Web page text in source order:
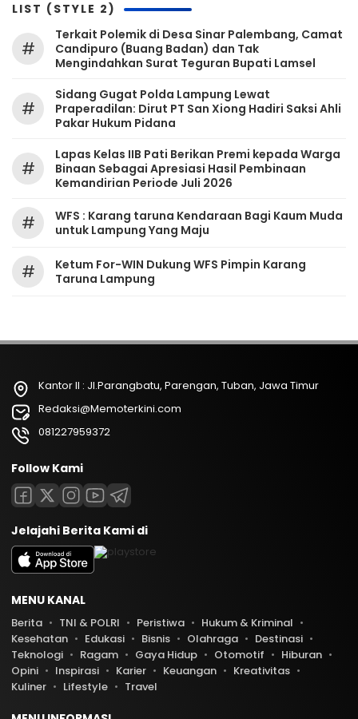
LIST (STYLE 2)
#
Terkait Polemik di Desa Sinar Palembang, Camat
Candipuro (Buang Badan) dan Tak
Mengindahkan Surat Teguran Bupati Lamsel ‎
#
Sidang Gugat Polda Lampung Lewat
Praperadilan: Dirut PT San Xiong Hadiri Saksi Ahli
Pakar Hukum Pidana
#
Lapas Kelas IIB Pati Berikan Premi kepada Warga
Binaan Sebagai Apresiasi Hasil Pembinaan
Kemandirian Periode Juli 2026
#
WFS : Karang taruna Kendaraan Bagi Kaum Muda
untuk Lampung Yang Maju
#
Ketum For-WIN Dukung WFS Pimpin Karang
Taruna Lampung
Kantor II : Jl.Parangbatu, Parengan, Tuban, Jawa Timur
Redaksi@Memoterkini.com
081227959372
Follow Kami
Jelajahi Berita Kami di
MENU KANAL
Berita TNI & POLRI Peristiwa
Hukum & Kriminal
Kesehatan
Edukasi Bisnis Olahraga
Destinasi
Teknologi
Ragam Gaya Hidup Otomotif
Hiburan
Opini
Inspirasi Karier Keuangan
Kreativitas
Kuliner
Lifestyle Travel